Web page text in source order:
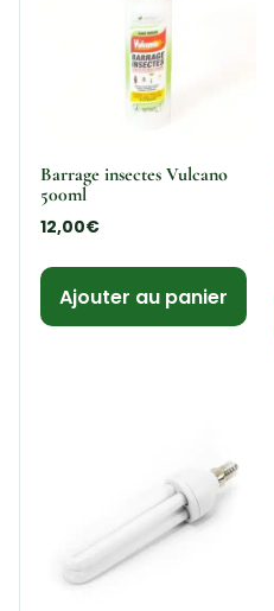
Barrage insectes Vulcano
500ml
12,00€
Ajouter au panier